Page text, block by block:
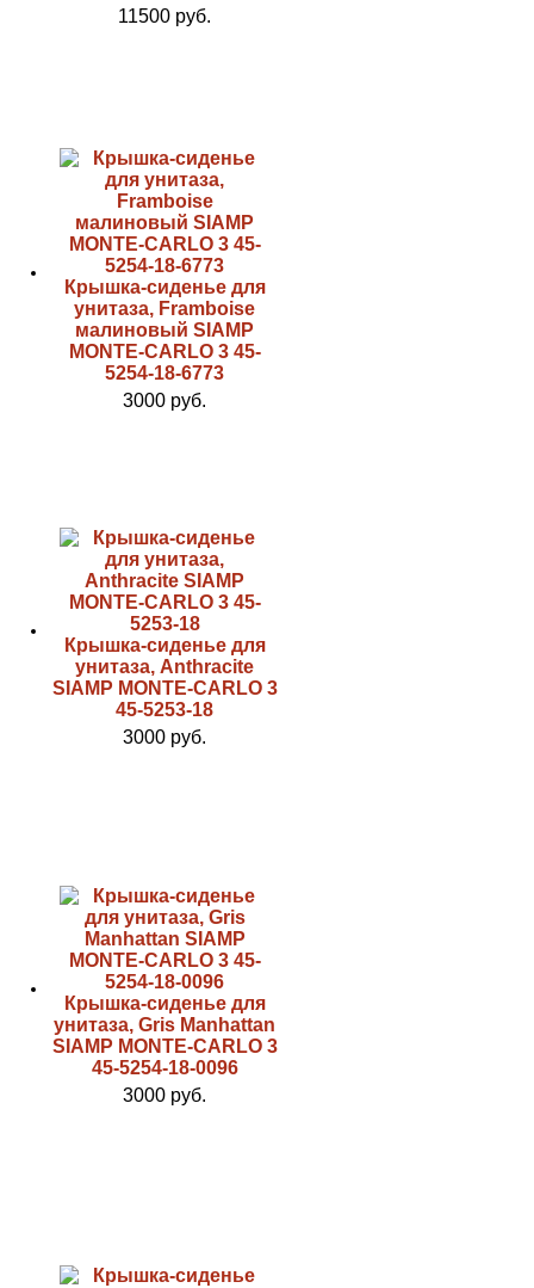
11500 руб.
Крышка-сиденье для
унитаза, Framboise
малиновый SIAMP
MONTE-CARLO 3 45-
5254-18-6773
3000 руб.
Крышка-сиденье для
унитаза, Anthracite
SIAMP MONTE-CARLO 3
45-5253-18
3000 руб.
Крышка-сиденье для
унитаза, Gris Manhattan
SIAMP MONTE-CARLO 3
45-5254-18-0096
3000 руб.